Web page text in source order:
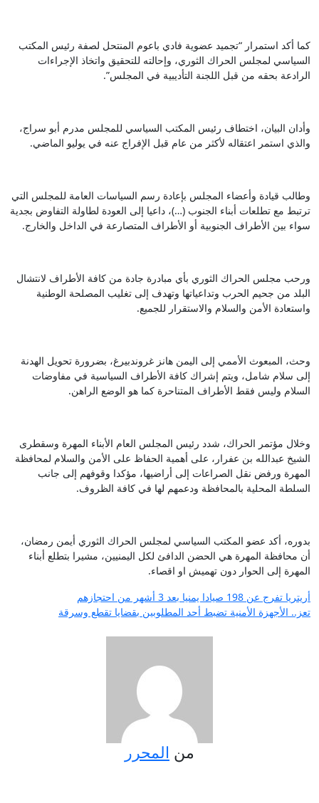
كما أكد استمرار “تجميد عضوية فادي باعوم المنتحل لصفة رئيس المكتب
السياسي لمجلس الحراك الثوري، وإحالته للتحقيق واتخاذ الإجراءات
الرادعة بحقه من قبل اللجنة التأديبية في المجلس”.
وأدان البيان، اختطاف رئيس المكتب السياسي للمجلس مدرم أبو سراج،
والذي استمر اعتقاله لأكثر من عام قبل الإفراج عنه في يوليو الماضي.
وطالب قيادة وأعضاء المجلس بإعادة رسم السياسات العامة للمجلس التي
ترتبط مع تطلعات أبناء الجنوب (…)، داعيا إلى العودة لطاولة التفاوض بجدية
سواء بين الأطراف الجنوبية أو الأطراف المتصارعة في الداخل والخارج.
ورحب مجلس الحراك الثوري بأي مبادرة جادة من كافة الأطراف لانتشال
البلد من جحيم الحرب وتداعياتها وتهدف إلى تغليب المصلحة الوطنية
واستعادة الأمن والسلام والاستقرار للجميع.
وحث، المبعوث الأممي إلى اليمن هانز غروندبيرغ، بضرورة تحويل الهدنة
إلى سلام شامل، ويتم إشراك كافة الأطراف السياسية في مفاوضات
السلام وليس فقط الأطراف المتناحرة كما هو الوضع الراهن.
وخلال مؤتمر الحراك، شدد رئيس المجلس العام الأبناء المهرة وسقطرى
الشيخ عبدالله بن عفرار، على أهمية الحفاظ على الأمن والسلام لمحافظة
المهرة ورفض نقل الصراعات إلى أراضيها، مؤكدا وقوفهم إلى جانب
السلطة المحلية بالمحافظة ودعمهم لها في كافة الظروف.
بدوره، أكد عضو المكتب السياسي لمجلس الحراك الثوري أيمن رمضان،
أن محافظة المهرة هي الحضن الدافئ لكل اليمنيين، مشيرا بتطلع أبناء
المهرة إلى الحوار دون تهميش او اقصاء.
تصفّح
المقالات
أريتريا تفرج عن 198 صيادا يمنيا بعد 3 أشهر من احتجازهم
تعز.. الأجهزة الأمنية تضبط أحد المطلوبين بقضايا تقطع وسرقة
من المحرر